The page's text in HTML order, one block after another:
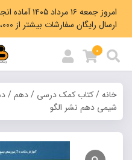
امروز جمعه
ارسال رایگان سفارشات بیشتر از 5،000،000 تومان.
0
خانه/کتاب کمک درسی /دهم/
شیمی دهم نشر الگو